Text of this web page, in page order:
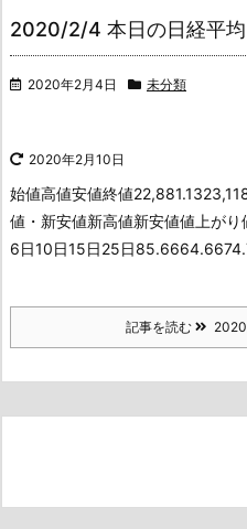
2020/2/4 本日の日経平均
2020年2月4日 未分類
2020年2月10日
始値高値安値終値
値・新安値新高値新安値値上が
6日10日15日25日
記事を読む